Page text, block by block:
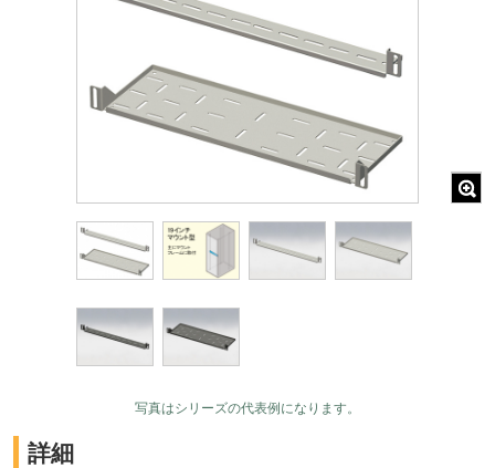
写真はシリーズの代表例になります。
詳細